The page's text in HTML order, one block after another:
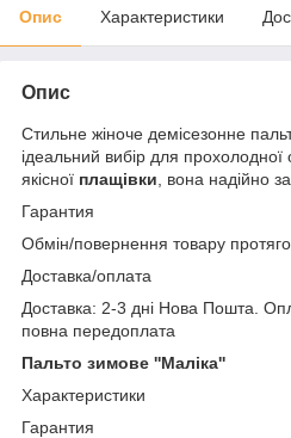
Опис Характеристики
Опис
Стильне жіноче демісезонне
ідеальний вибір для
якісної плащівки , вона надійно
Гарантия
Обмін/повернення товару
Доставка/оплата
Доставка: 2-3 дні Нова Пошта.
повна передоплата
Пальто зимове ''Маліка''
Характеристики
Гарантия